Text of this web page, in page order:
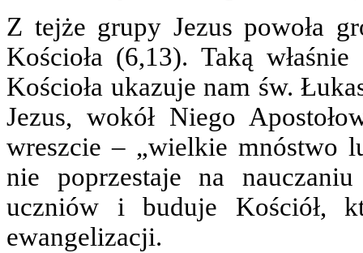
Z tejże grupy Jezus powoła
Kościoła (6,13). Taką
Kościoła ukazuje nam św.
Jezus, wokół Niego
wreszcie – „wielkie mnóstwo
nie poprzestaje na
uczniów i buduje Kościół,
ewangelizacji.